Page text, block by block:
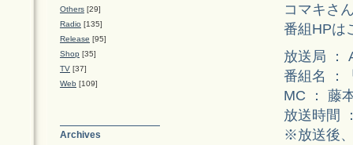
Others [29]
Radio [135]
Release [95]
Shop [35]
TV [37]
Web [109]
Archives
コマキさ
番組HPは
放送局 ：
番組名 ：
MC ： 藤
放送時間
※放送後